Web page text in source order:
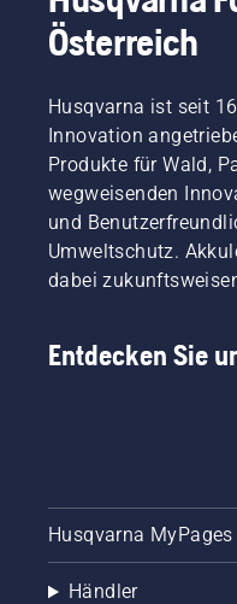
Österreich
Husqvarna ist seit
Innovation
Produkte für Wald,
wegweisenden
und
Umweltschutz.
dabei
Entdecken Sie
Husqvarna MyPages
Händler